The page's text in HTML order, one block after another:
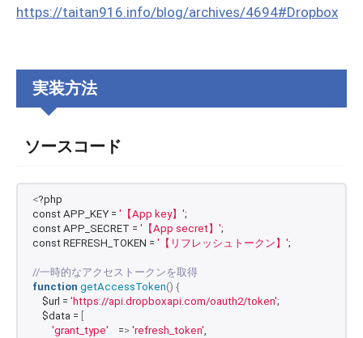
https://taitan916.info/blog/archives/4694#Dropbox
実装方法
ソースコード
<?php
const APP_KEY = '【App key】';
const APP_SECRET = '【App secret】';
const REFRESH_TOKEN = '【リフレッシュトークン】';
//一時的なアクセストークンを取得
function getAccessToken() {
    $url =
'https://api.dropboxapi.com/oauth2/token';
    $data =
'grant_type'
    =
> 'refresh_token',